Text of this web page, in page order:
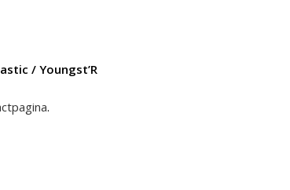
/ Youngst’R
.